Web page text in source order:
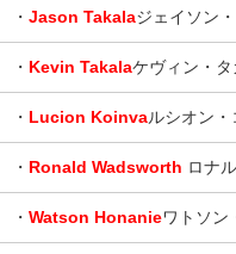
・ Jason Takalaジェイソン
・ Kevin Takalaケヴィン・タ
・ Lucion Koinvaルシオン・
・ Ronald Wadsworth ロナ
・ Watson Honanieワトソン